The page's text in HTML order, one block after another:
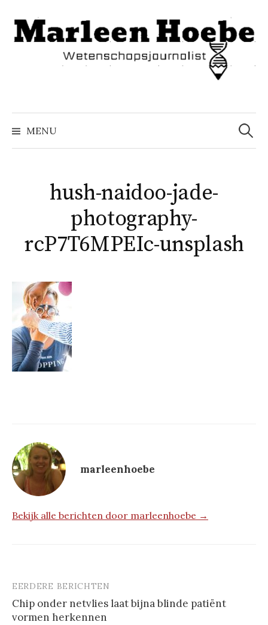
inhoud
springen
MENU
Zoeken
naar:
hush-naidoo-jade-
photography-
rcP7T6MPEIc-unsplash
marleenhoebe
Bekijk alle berichten door marleenhoebe →
Berichtnavigatie
EERDERE BERICHTEN
Chip onder netvlies laat bijna blinde patiënt
vormen herkennen